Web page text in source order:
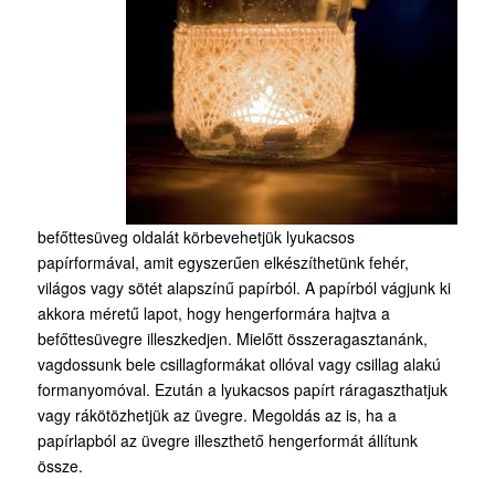
befőttesüveg oldalát körbevehetjük lyukacsos
papírformával, amit egyszerűen elkészíthetünk fehér,
világos vagy sötét alapszínű papírból. A papírból vágjunk ki
akkora méretű lapot, hogy hengerformára hajtva a
befőttesüvegre illeszkedjen. Mielőtt összeragasztanánk,
vagdossunk bele csillagformákat ollóval vagy csillag alakú
formanyomóval. Ezután a lyukacsos papírt ráragaszthatjuk
vagy rákötözhetjük az üvegre. Megoldás az is, ha a
papírlapból az üvegre illeszthető hengerformát állítunk
össze.